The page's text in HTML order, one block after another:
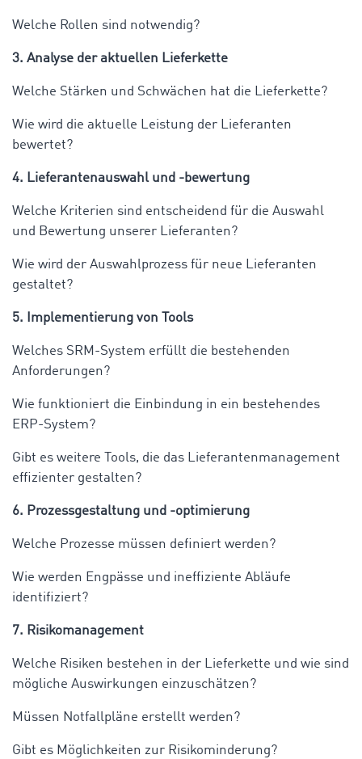
Welche Rollen sind notwendig?
3. Analyse der aktuellen Lieferkette
Welche Stärken und Schwächen hat die Lieferkette?
Wie wird die aktuelle Leistung der Lieferanten
bewertet?
4. Lieferantenauswahl und -bewertung
Welche Kriterien sind entscheidend für die Auswahl
und Bewertung unserer Lieferanten?
Wie wird der Auswahlprozess für neue Lieferanten
gestaltet?
5. Implementierung von Tools
Welches SRM-System erfüllt die bestehenden
Anforderungen?
Wie funktioniert die Einbindung in ein bestehendes
ERP-System?
Gibt es weitere Tools, die das Lieferantenmanagement
effizienter gestalten?
6. Prozessgestaltung und -optimierung
Welche Prozesse müssen definiert werden?
Wie werden Engpässe und ineffiziente Abläufe
identifiziert?
7. Risikomanagement
Welche Risiken bestehen in der Lieferkette und wie sind
mögliche Auswirkungen einzuschätzen?
Müssen Notfallpläne erstellt werden?
Gibt es Möglichkeiten zur Risikominderung?